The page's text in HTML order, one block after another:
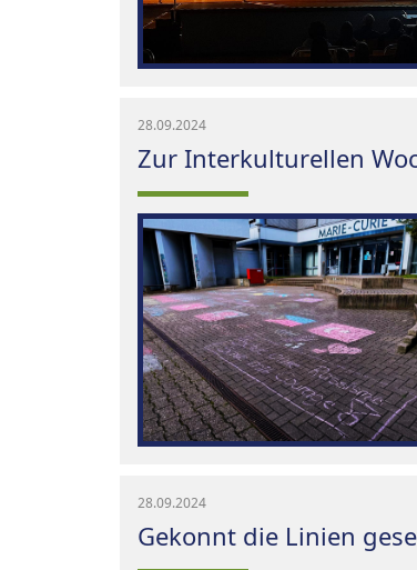
28.09.2024
Zur Interkulturellen
28.09.2024
Gekonnt die Linien